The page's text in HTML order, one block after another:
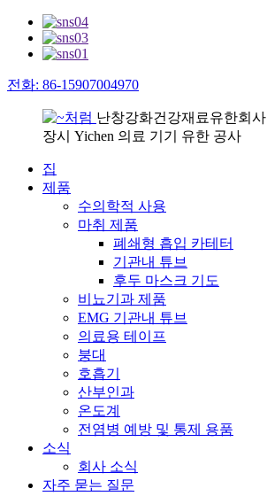
전화: 86-15907004970
난창강화건강재료유한회사
장시 Yichen 의료 기기 유한 공사
집
제품
수의학적 사용
마취 제품
폐쇄형 흡입 카테터
기관내 튜브
후두 마스크 기도
비뇨기과 제품
EMG 기관내 튜브
의료용 테이프
붕대
호흡기
산부인과
온도계
전염병 예방 및 통제 용품
소식
회사 소식
자주 묻는 질문